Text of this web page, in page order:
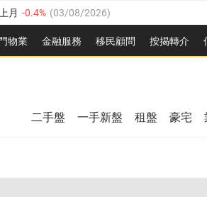
月 -0.4% (03/08/2026)
月 0.4% (03/08/2026)
月 -0.8% (03/08/2026)
0.9% 03/08/2026
月
物業 金融服務 移民顧問 按揭轉介
二手盤 一手新盤 租盤 豪宅